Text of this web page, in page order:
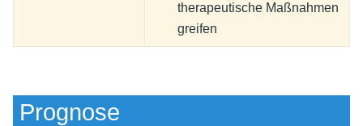
therapeutische Maßnahmen
greifen
Prognose